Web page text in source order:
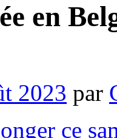
en
2023 par
ce